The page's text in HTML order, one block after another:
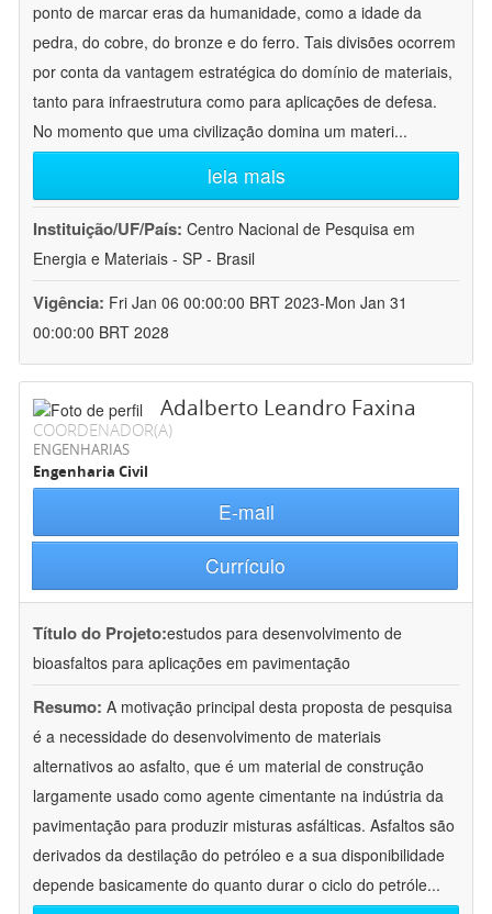
ponto de marcar eras da humanidade, como a idade da
pedra, do cobre, do bronze e do ferro. Tais divisões ocorrem
por conta da vantagem estratégica do domínio de materiais,
tanto para infraestrutura como para aplicações de defesa.
No momento que uma civilização domina um materi...
leia mais
Instituição/UF/País: Centro Nacional de Pesquisa em
Energia e Materiais - SP - Brasil
Vigência: Fri Jan 06 00:00:00 BRT 2023-Mon Jan 31
00:00:00 BRT 2028
Adalberto Leandro Faxina
COORDENADOR(A)
ENGENHARIAS
Engenharia Civil
E-mail
Currículo
Título do Projeto:estudos para desenvolvimento de
bioasfaltos para aplicações em pavimentação
Resumo: A motivação principal desta proposta de pesquisa
é a necessidade do desenvolvimento de materiais
alternativos ao asfalto, que é um material de construção
largamente usado como agente cimentante na indústria da
pavimentação para produzir misturas asfálticas. Asfaltos são
derivados da destilação do petróleo e a sua disponibilidade
depende basicamente do quanto durar o ciclo do petróle...